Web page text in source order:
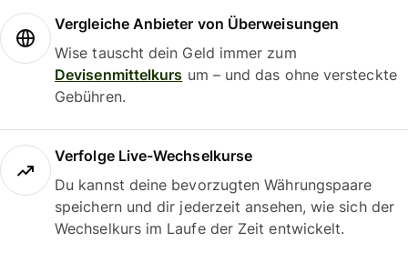
Vergleiche Anbieter von Überweisungen
Wise tauscht dein Geld immer zum
Devisenmittelkurs um – und das ohne versteckte
Gebühren.
Verfolge Live-Wechselkurse
Du kannst deine bevorzugten Währungspaare
speichern und dir jederzeit ansehen, wie sich der
Wechselkurs im Laufe der Zeit entwickelt.